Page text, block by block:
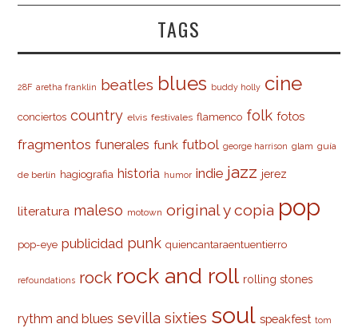
TAGS
28F aretha franklin beatles blues buddy holly cine
conciertos country elvis festivales flamenco folk fotos
fragmentos funerales funk futbol george harrison glam guía
de berlín hagiografia historia humor indie jazz jerez
literatura maleso motown original y copia pop
pop-eye publicidad punk quiencantaraentuentierro
refoundations rock rock and roll rolling stones
rythm and blues sevilla sixties soul speakfest tom